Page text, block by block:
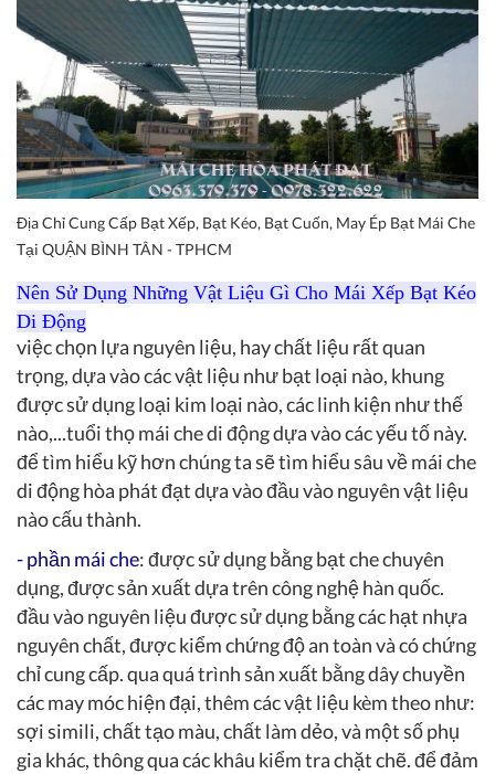
Địa Chỉ Cung Cấp Bạt Xếp, Bạt Kéo, Bạt Cuốn, May Ép Bạt Mái Che
Tại QUẬN BÌNH TÂN - TPHCM
Nên Sử Dụng Những Vật Liệu Gì Cho Mái Xếp Bạt Kéo
Di Động
việc chọn lựa nguyên liệu, hay chất liệu rất quan
trọng, dựa vào các vật liệu như bạt loại nào, khung
được sử dụng loại kim loại nào, các linh kiện như thế
nào,...tuổi thọ mái che di động dựa vào các yếu tố này.
để tìm hiểu kỹ hơn chúng ta sẽ tìm hiểu sâu về mái che
di động hòa phát đạt dựa vào đầu vào nguyên vật liệu
nào cấu thành.
-phần mái che: được sử dụng bằng bạt che chuyên
dụng, được sản xuất dựa trên công nghệ hàn quốc.
đầu vào nguyên liệu được sử dụng bằng các hạt nhựa
nguyên chất, được kiểm chứng độ an toàn và có chứng
chỉ cung cấp. qua quá trình sản xuất bằng dây chuyền
các may móc hiện đại, thêm các vật liệu kèm theo như:
sợi simili, chất tạo màu, chất làm dẻo, và một số phụ
gia khác, thông qua các khâu kiểm tra chặt chẽ. để đảm